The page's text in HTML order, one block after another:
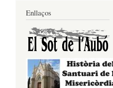
Enllaços